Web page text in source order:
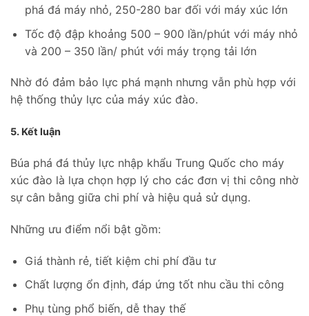
phá đá máy nhỏ, 250-280 bar đối với máy xúc lớn
Tốc độ đập khoảng 500 – 900 lần/phút với máy nhỏ
và 200 – 350 lần/ phút với máy trọng tải lớn
Nhờ đó đảm bảo lực phá mạnh nhưng vẫn phù hợp với
hệ thống thủy lực của máy xúc đào.
5. Kết luận
Búa phá đá thủy lực nhập khẩu Trung Quốc cho máy
xúc đào là lựa chọn hợp lý cho các đơn vị thi công nhờ
sự cân bằng giữa chi phí và hiệu quả sử dụng.
Những ưu điểm nổi bật gồm:
Giá thành rẻ, tiết kiệm chi phí đầu tư
Chất lượng ổn định, đáp ứng tốt nhu cầu thi công
Phụ tùng phổ biến, dễ thay thế